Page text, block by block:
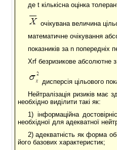
де t кількісна оцінка
очікувана величина
математичне очікування
показників за n попередніх
Xrf безризикове абсолютне
дисперсія цільового
Нейтралізація ризиків має
необхідно виділити такі як:
1) інформаційна
необхідної для адекватної
2) адекватність як форма
його базових характеристик;